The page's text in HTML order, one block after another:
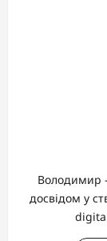
Володимир
досвідом у